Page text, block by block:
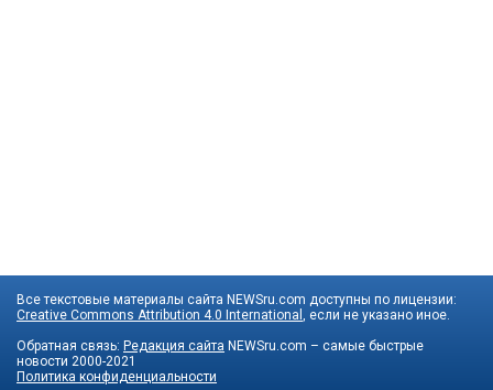
Все текстовые материалы сайта NEWSru.com доступны по лицензии:
Creative Commons Attribution 4.0 International
, если не указано иное.
Обратная связь: Редакция сайта NEWSru.com – самые быстрые
новости 2000-2021
Политика конфиденциальности